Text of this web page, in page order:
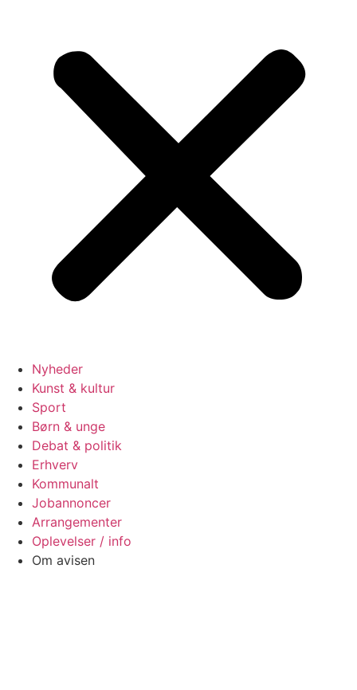
Nyheder
Kunst & kultur
Sport
Børn & unge
Debat & politik
Erhverv
Kommunalt
Jobannoncer
Arrangementer
Oplevelser / info
Om avisen